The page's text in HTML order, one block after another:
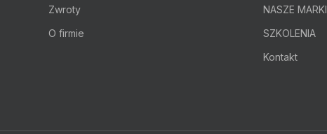
Zwroty
O firmie
NASZE MARKI
SZKOLENIA
Kontakt